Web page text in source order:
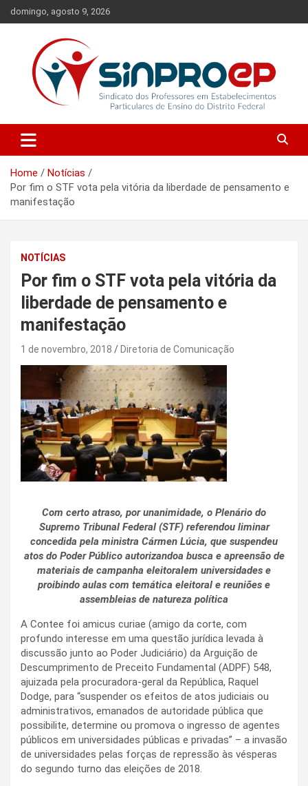
Skip
to
domingo, agosto 9, 2026
Sinproep-DF
Ensino do Distrito Federal
Home
Notícias
Por fim o STF vota pela vitória da liberdade de pensamento e
manifestação
NOTÍCIAS
Por fim o STF vota pela vitória da
liberdade de pensamento e
manifestação
1 de novembro, 2018 Diretoria de Comunicação
Com certo atraso, por unanimidade, o Plenário do
Supremo Tribunal Federal (STF) referendou liminar
concedida pela ministra Cármen Lúcia, que suspendeu
atos do Poder Público autorizandoa busca e apreensão de
materiais de campanha eleitoralem universidades e
proibindo aulas com temática eleitoral e reuniões e
assembleias de natureza política
A Contee foi amicus curiae (amigo da corte, com
profundo interesse em uma questão jurídica levada à
discussão junto ao Poder Judiciário) da Arguição de
Descumprimento de Preceito Fundamental (ADPF) 548,
ajuizada pela procuradora-geral da República, Raquel
Dodge, para “suspender os efeitos de atos judiciais ou
administrativos, emanados de autoridade pública que
possibilite, determine ou promova o ingresso de agentes
públicos em universidades públicas e privadas” – a invasão
de universidades pelas forças de repressão às vésperas
do segundo turno das eleições de 2018.